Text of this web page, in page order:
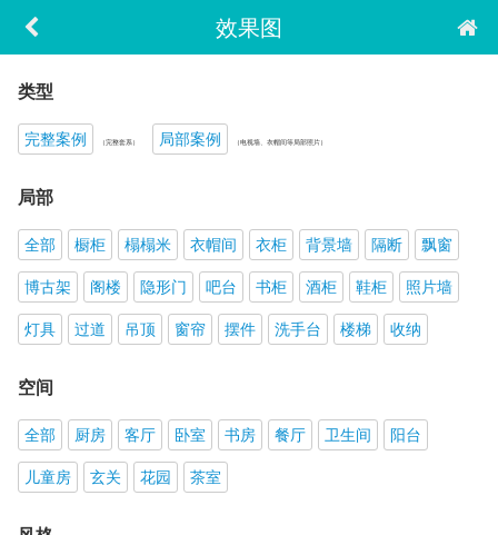
效果图
类型
完整案例 （完整套系） 局部案例 （电视墙、衣帽间等局部照片）
局部
全部 橱柜 榻榻米 衣帽间 衣柜 背景墙 隔断
飘窗
博古架
阁楼 隐形门 吧台 书柜 酒柜 鞋柜
照片墙
灯具
过道 吊顶 窗帘 摆件 洗手台 楼梯 收纳
空间
全部 厨房 客厅 卧室 书房 餐厅 卫生间
阳台
儿童房
玄关 花园 茶室